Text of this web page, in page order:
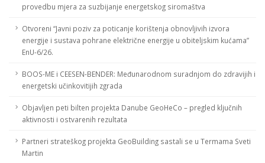
provedbu mjera za suzbijanje energetskog siromaštva
Otvoreni “Javni poziv za poticanje korištenja obnovljivih izvora
energije i sustava pohrane električne energije u obiteljskim kućama”
EnU-6/26.
BOOS-ME i CEESEN-BENDER: Međunarodnom suradnjom do zdravijih i
energetski učinkovitijih zgrada
Objavljen peti bilten projekta Danube GeoHeCo – pregled ključnih
aktivnosti i ostvarenih rezultata
Partneri strateškog projekta GeoBuilding sastali se u Termama Sveti
Martin